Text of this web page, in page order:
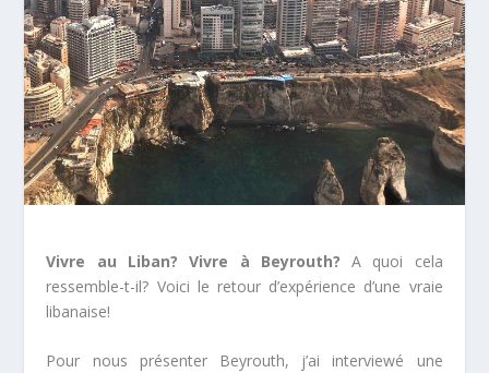
Vivre au Liban? Vivre à Beyrouth? A quoi cela
ressemble-t-il? Voici le retour d’expérience d’une vraie
libanaise!
Pour nous présenter Beyrouth, j’ai interviewé une